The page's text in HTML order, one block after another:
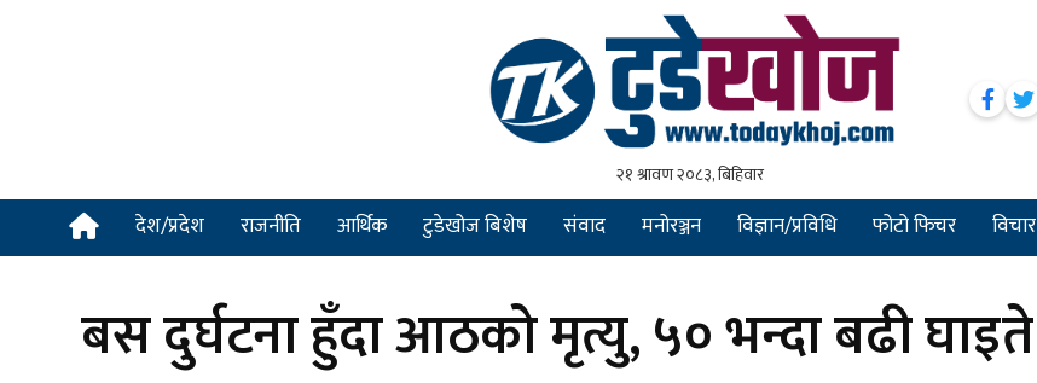
देश/प्रदेश राजनीति आर्थिक टुडेखोज बिशेष संवाद मनोरञ्जन विज्ञान/प्रविधि फोटो फिचर विचार
बस दुर्घटना हुँदा आठको मृत्यु, ५० भन्दा बढी घाइते